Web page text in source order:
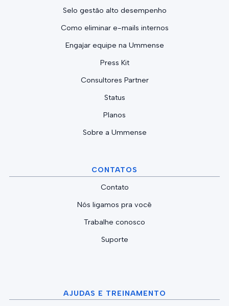
Selo gestão alto desempenho
Como eliminar e-mails internos
Engajar equipe na Ummense
Press Kit
Consultores Partner
Status
Planos
Sobre a Ummense
CONTATOS
Contato
Nós ligamos pra você
Trabalhe conosco
Suporte
AJUDAS E TREINAMENTO